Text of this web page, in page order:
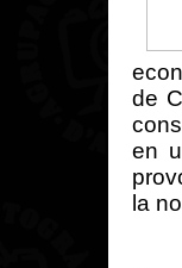
de
en
la